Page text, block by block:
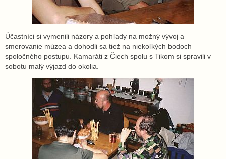
Účastníci si vymenili názory a pohľady na možný vývoj a
smerovanie múzea a dohodli sa tiež na niekoľkých bodoch
spoločného postupu. Kamaráti z Čiech spolu s Tikom si spravili v
sobotu malý výjazd do okolia.